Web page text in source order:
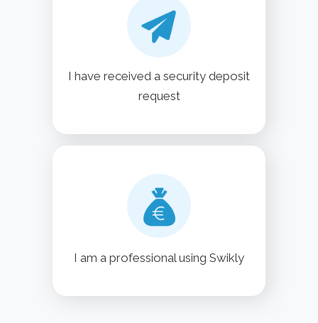
I have received a security deposit
request
I am a professional using Swikly